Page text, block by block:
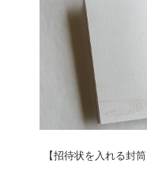
【招待状を入れる封